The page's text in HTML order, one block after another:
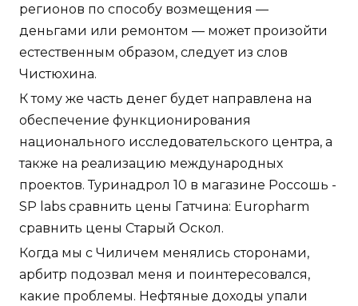
регионов по способу возмещения —
деньгами или ремонтом — может произойти
естественным образом, следует из слов
Чистюхина.
К тому же часть денег будет направлена на
обеспечение функционирования
национального исследовательского центра, а
также на реализацию международных
проектов. Туринадрол 10 в магазине Россошь -
SP labs сравнить цены Гатчина: Europharm
сравнить цены Старый Оскол.
Когда мы с Чиличем менялись сторонами,
арбитр подозвал меня и поинтересовался,
какие проблемы. Нефтяные доходы упали